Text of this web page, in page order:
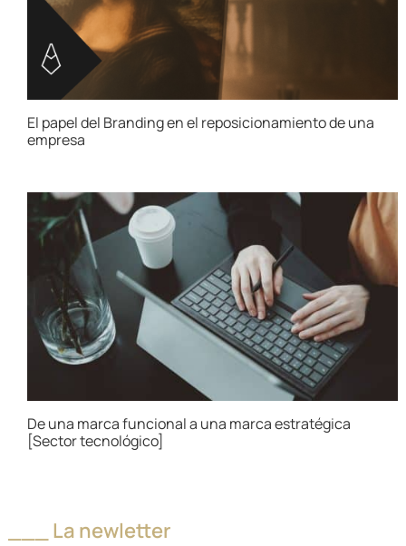
El papel del Branding en el reposicionamiento de una
empresa
De una marca funcional a una marca estratégica
[Sector tecnológico]
___ La newletter